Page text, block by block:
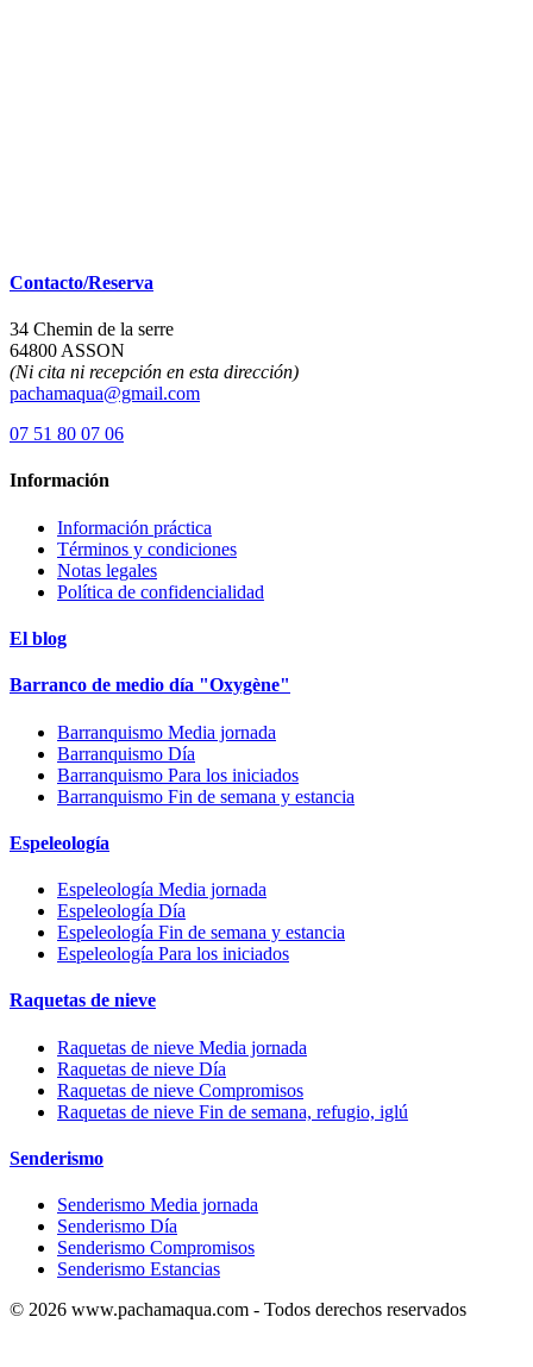
Contacto/Reserva
34 Chemin de la serre
64800 ASSON
(Ni cita ni recepción en esta dirección)
pachamaqua@gmail.com
07 51 80 07 06
Información
Información práctica
Términos y condiciones
Notas legales
Política de confidencialidad
El blog
Barranco de medio día "Oxygène"
Barranquismo Media jornada
Barranquismo Día
Barranquismo Para los iniciados
Barranquismo Fin de semana y estancia
Espeleología
Espeleología Media jornada
Espeleología Día
Espeleología Fin de semana y estancia
Espeleología Para los iniciados
Raquetas de nieve
Raquetas de nieve Media jornada
Raquetas de nieve Día
Raquetas de nieve Compromisos
Raquetas de nieve Fin de semana, refugio, iglú
Senderismo
Senderismo Media jornada
Senderismo Día
Senderismo Compromisos
Senderismo Estancias
© 2026 www.pachamaqua.com - Todos derechos reservados